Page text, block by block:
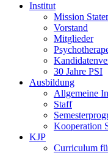
Institut
Mission
Vorstand
Mitglieder
30 Jahre PSI
Ausbildung
Allgemeine
Staff
Kooperation
KJP
Curriculum